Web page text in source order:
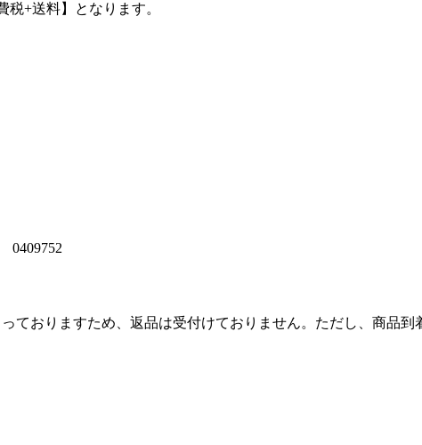
税+送料】
となります。
0409752
ておりますため、返品は受付けておりません。ただし、商品